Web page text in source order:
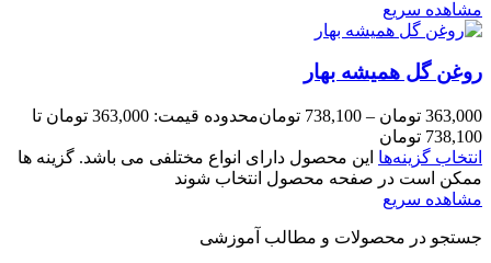
مشاهده سریع
روغن گل همیشه بهار
363,000 تومان –
738,100 تومان
محدوده قیمت: 363,000 تومان تا
738,100 تومان
انتخاب گزینه‌ها این محصول دارای انواع مختلفی می باشد. گزینه ها
ممکن است در صفحه محصول انتخاب شوند
مشاهده سریع
جستجو در محصولات و مطالب آموزشی